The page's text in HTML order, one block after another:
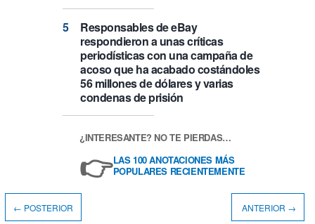
Responsables de eBay
respondieron a unas críticas
periodísticas con una campaña de
acoso que ha acabado costándoles
56 millones de dólares y varias
condenas de prisión
¿INTERESANTE? NO TE PIERDAS…
👉LAS 100 ANOTACIONES MÁS
POPULARES RECIENTEMENTE
← POSTERIOR ANTERIOR →